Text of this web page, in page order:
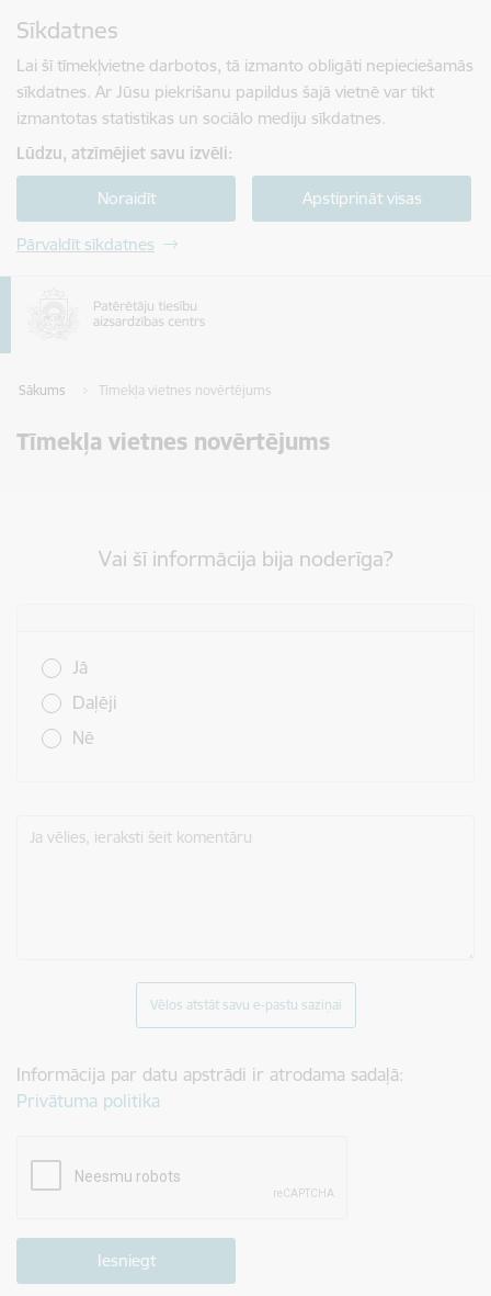
Sīkdatnes
Lai šī tīmekļvietne darbotos, tā izmanto obligāti nepieciešamās
sīkdatnes. Ar Jūsu piekrišanu papildus šajā vietnē var tikt
izmantotas statistikas un sociālo mediju sīkdatnes.
Lūdzu, atzīmējiet savu izvēli:
Noraidīt Apstiprināt visas
Pārvaldīt sīkdatnes
Sākums Tīmekļa vietnes novērtējums
Tīmekļa vietnes novērtējums
Vai šī informācija bija noderīga?
Jā
Daļēji
Nē
Ja vēlies, ieraksti šeit komentāru
Vēlos atstāt savu e-pastu saziņai
Informācija par datu apstrādi ir atrodama sadaļā:
Privātuma politika